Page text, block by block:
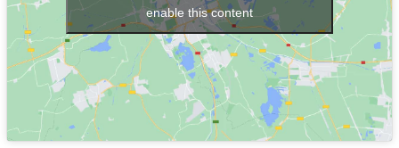
enable this content